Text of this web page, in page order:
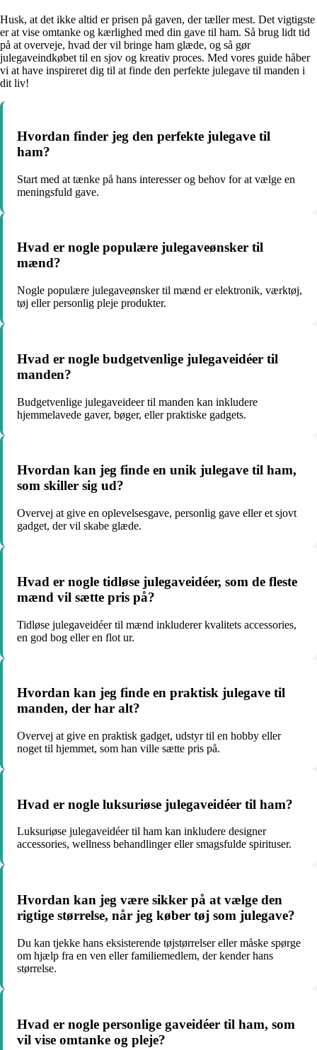
Husk, at det ikke altid er prisen på gaven, der tæller mest. Det vigtigste
er at vise omtanke og kærlighed med din gave til ham. Så brug lidt tid
på at overveje, hvad der vil bringe ham glæde, og så gør
julegaveindkøbet til en sjov og kreativ proces. Med vores guide håber
vi at have inspireret dig til at finde den perfekte julegave til manden i
dit liv!
Hvordan finder jeg den perfekte julegave til
ham?
Start med at tænke på hans interesser og behov for at vælge en
meningsfuld gave.
Hvad er nogle populære julegaveønsker til
mænd?
Nogle populære julegaveønsker til mænd er elektronik, værktøj,
tøj eller personlig pleje produkter.
Hvad er nogle budgetvenlige julegaveidéer til
manden?
Budgetvenlige julegaveideer til manden kan inkludere
hjemmelavede gaver, bøger, eller praktiske gadgets.
Hvordan kan jeg finde en unik julegave til ham,
som skiller sig ud?
Overvej at give en oplevelsesgave, personlig gave eller et sjovt
gadget, der vil skabe glæde.
Hvad er nogle tidløse julegaveidéer, som de fleste
mænd vil sætte pris på?
Tidløse julegaveidéer til mænd inkluderer kvalitets accessories,
en god bog eller en flot ur.
Hvordan kan jeg finde en praktisk julegave til
manden, der har alt?
Overvej at give en praktisk gadget, udstyr til en hobby eller
noget til hjemmet, som han ville sætte pris på.
Hvad er nogle luksuriøse julegaveidéer til ham?
Luksuriøse julegaveidéer til ham kan inkludere designer
accessories, wellness behandlinger eller smagsfulde spirituser.
Hvordan kan jeg være sikker på at vælge den
rigtige størrelse, når jeg køber tøj som julegave?
Du kan tjekke hans eksisterende tøjstørrelser eller måske spørge
om hjælp fra en ven eller familiemedlem, der kender hans
størrelse.
Hvad er nogle personlige gaveidéer til ham, som
vil vise omtanke og pleje?